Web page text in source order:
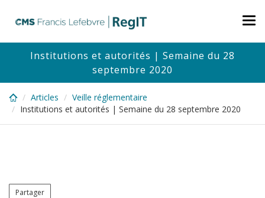
content
Institutions et autorités | Semaine du 28
septembre 2020
Articles
Veille réglementaire
Institutions et autorités | Semaine du 28 septembre 2020
Partager